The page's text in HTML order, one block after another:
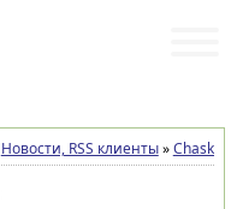
Новости, RSS клиенты»Chaski